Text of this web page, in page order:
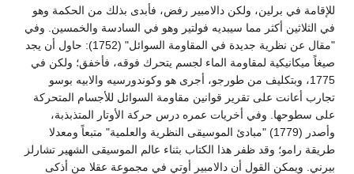
للإقامة في برلين، ولكن دالامبير رفض، فأبدى بذلك من الحكمة وهو
في الثلاثين أكثر مما سيبديه فولتير وهو في السادسة والخمسين. وفي
"مقال عن نظرية جديدة في المقاومة السوائل" (1752): حاول أن يجد
صيغاً ميكانيكية لمقاومة الماء لجسم يتحرك فوقه، فأخفق؛ ولكن في
1775، وبتكليف من طورجو، أجرى هو وكوندورسيه والابيه بوسو
تجارب أعانت على تقرير قوانين مقاومة السوائل للأجسام المتحركة
على سطوحها. وفي أخريات عمره درس حركة الأوتار المتذبذبة،
وأصدر (1779) "مبادئ الموسيقى النظرية والعلمية" متبعاً ومعدلا
طريقة رامو؛ وقد ظفر هذا الكتاب بثناء عالم الموسيقى الشهير تشارلز
بيرني. ويمكن القول أن دالامبير أوتي في مجموعة عقلا من أذكى